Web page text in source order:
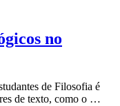
no
de Filosofia é
de texto, como o …